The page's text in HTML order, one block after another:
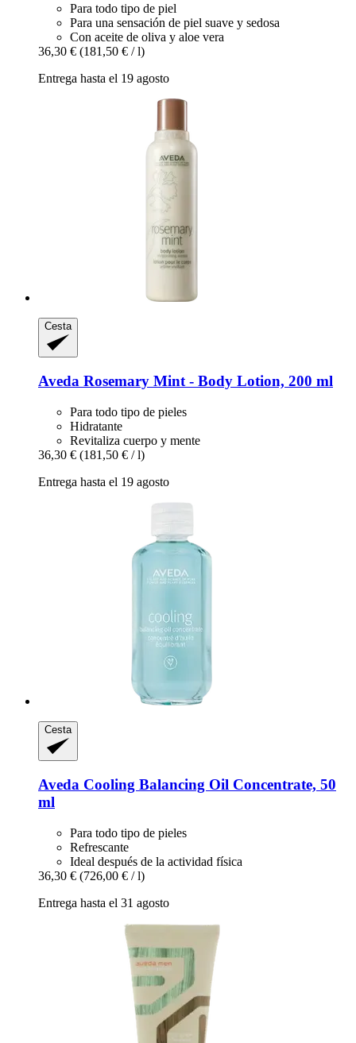
Para todo tipo de piel
Para una sensación de piel suave y sedosa
Con aceite de oliva y aloe vera
36,30 € (181,50 € / l)
Entrega hasta el 19 agosto
Cesta
Aveda Rosemary Mint -​ Body Lotion, 200 ml
Para todo tipo de pieles
Hidratante
Revitaliza cuerpo y mente
36,30 € (181,50 € / l)
Entrega hasta el 19 agosto
Cesta
Aveda Cooling Balancing Oil Concentrate, 50
ml
Para todo tipo de pieles
Refrescante
Ideal después de la actividad física
36,30 € (726,00 € / l)
Entrega hasta el 31 agosto